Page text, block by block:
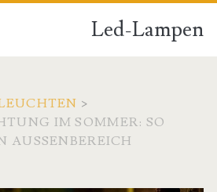
Led-Lampen
>
IM SOMMER: SO
E